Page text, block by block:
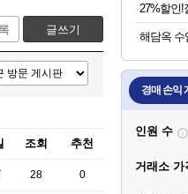
글쓰기
조회 추천
28 0
경매 손익
인원 수
거래소 가